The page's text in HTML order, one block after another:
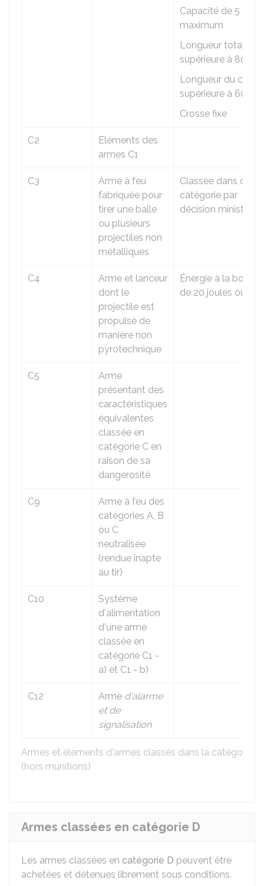
Armes et éléments d'armes classés dans la catégorie C
(hors munitions)
Capacité de 5
maximum
Longueur totale
supérieure à 80 cm
Longueur du canon
supérieure à 60 cm
Crosse fixe
C2
Eléments des
armes C1
C3
Arme à feu
fabriquée pour
tirer une balle
ou plusieurs
projectiles non
métalliques
Classée dans cette
catégorie par
décision
C4
Arme et lanceur
dont le
projectile est
propulsé de
manière non
pyrotechnique
Énergie à la
de 20 joules ou
C5
Arme
présentant des
caractéristiques
équivalentes
classée en
catégorie C en
raison de sa
dangerosité
C9
Arme à feu des
catégories A, B
ou C
neutralisée
(rendue inapte
au tir)
C10
Système
d'alimentation
d'une arme
classée en
catégorie C1 -
a) et C1 - b)
C12 Arme d'alarme
et de
signalisation
Armes classées en catégorie D
Les armes classées en catégorie D peuvent être
achetées et détenues librement sous conditions.